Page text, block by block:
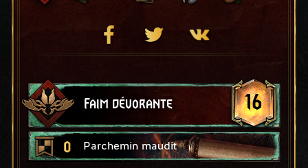
Faim dévorante 16
0 Parchemin maudit